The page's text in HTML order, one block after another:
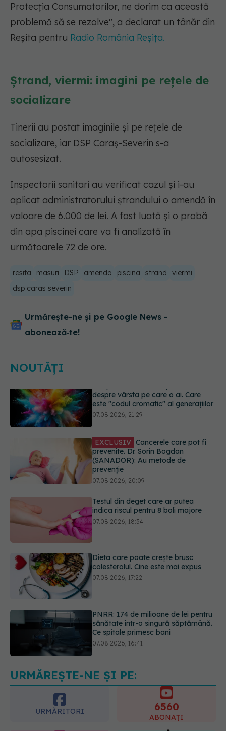
Protecţia Consumatorilor, ne dorim ca această
problemă să se rezolve", a declarat un tânăr din
Reșita pentru Radio România Reșița.
Ștrand, viermi: imagini pe rețele de
socializare
Tinerii au postat imaginile și pe rețele de
socializare, iar DSP Caraș-Severin s-a
autosesizat.
Inspectorii sanitari au verificat cazul și i-au
aplicat administratorului ștrandului o amendă în
valoare de 6.000 de lei. A fost luată și o probă
din apa piscinei care va fi analizată în
următoarele 72 de ore.
resita masuri DSP amenda piscina strand
viermi
dsp caras severin
Urmărește-ne și pe Google News -
abonează‑te!
NOUTĂȚI
EXCLUSIV Cancerele care pot fi
prevenite. Dr. Sorin Bogdan
07.08.2026, 20:09
Testul din deget care ar putea
indica riscul pentru 8 boli majore
07.08.2026, 18:34
Dieta care poate crește brusc
PNRR: 174 de milioane de lei pentru
Ce spune culoarea ta preferată
despre vârsta pe care o ai. Care
URMĂREȘTE-NE ȘI PE:
URMĂRITORI 6560
ABONAȚI